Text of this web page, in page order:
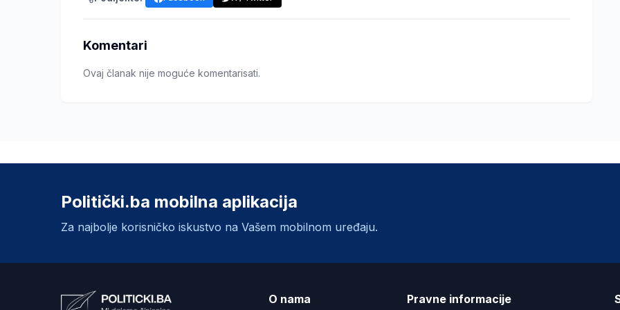
Komentari
Ovaj članak nije moguće komentarisati.
Politički.ba mobilna aplikacija
Za najbolje korisničko iskustvo na Vašem mobilnom uređaju.
O nama Pravne informacije